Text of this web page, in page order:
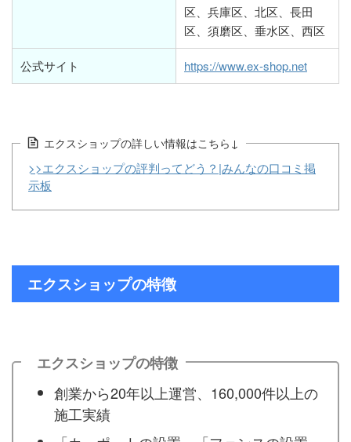
区、兵庫区、北区、長田
区、須磨区、垂水区、西区
公式サイト https://www.ex-shop.net
エクスショップの詳しい情報はこちら↓
>>エクスショップの評判ってどう？|みんなの口コミ掲
示板
エクスショップの特徴
エクスショップの特徴
創業から20年以上運営、160,000件以上の
施工実績